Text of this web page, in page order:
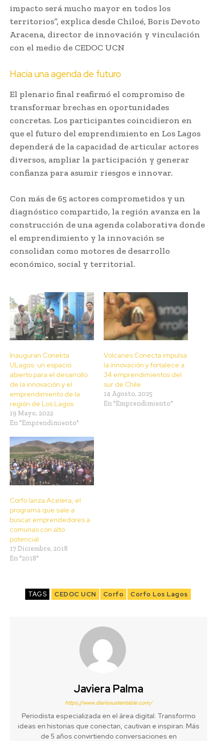
impacto será mucho mayor en todos los
territorios”, explica desde Chiloé, Boris Devoto
Aracena, director de innovación y vinculación
con el medio de CEDOC UCN
Hacia una agenda de futuro
El plenario final reafirmó el compromiso de
transformar brechas en oportunidades
concretas. Los participantes coincidieron en
que el futuro del emprendimiento en Los Lagos
dependerá de la capacidad de articular actores
diversos, ampliar la participación y generar
confianza para asumir riesgos e innovar.
Con más de 65 actores comprometidos y un
diagnóstico compartido, la región avanza en la
construcción de una agenda colaborativa donde
el emprendimiento y la innovación se
consolidan como motores de desarrollo
económico, social y territorial.
Inauguran Conekta
ULagos: un espacio
abierto para el desarrollo
de la innovación y el
emprendimiento de la
región de Los Lagos
19 Mayo, 2022
En "Emprendimiento"
Volcanes Conecta impulsa
la innovación y fortalece a
34 emprendimientos del
sur de Chile
14 Agosto, 2025
En "Emprendimiento"
Corfo lanza Acelera, el
programa que sale a
buscar emprendedores a
comunas con alto
potencial
17 Diciembre, 2018
En "2018"
TAGS CEDOC UCN Corfo Corfo Los Lagos
Javiera Palma
https://www.diariosustentable.com/
Periodista especializada en el área digital. Transformo
ideas en historias que conectan, cautivan e inspiran. Más
de 5 años convirtiendo conversaciones en